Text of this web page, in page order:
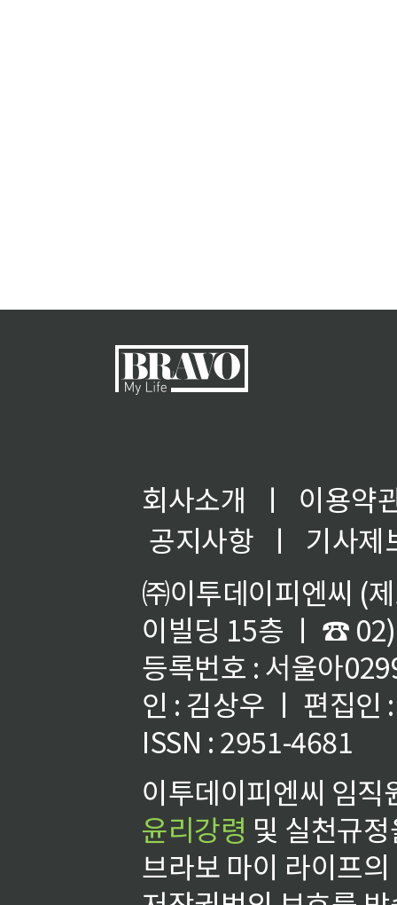
회사소개 ㅣ
이용약
공지사항
ㅣ
기사제
㈜이투데이피엔씨 (
이빌딩 15층 ㅣ ☎
등록번호 : 서울아
인 : 김상우 ㅣ 편집인
ISSN : 2951-4681
이투데이피엔씨 임
윤리강령 및 실천규
브라보 마이 라이프